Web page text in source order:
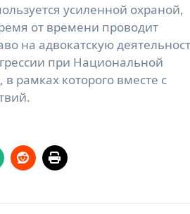
усиленной охраной,
от времени проводит
на адвокатскую
при Национальной
рамках которого вместе с